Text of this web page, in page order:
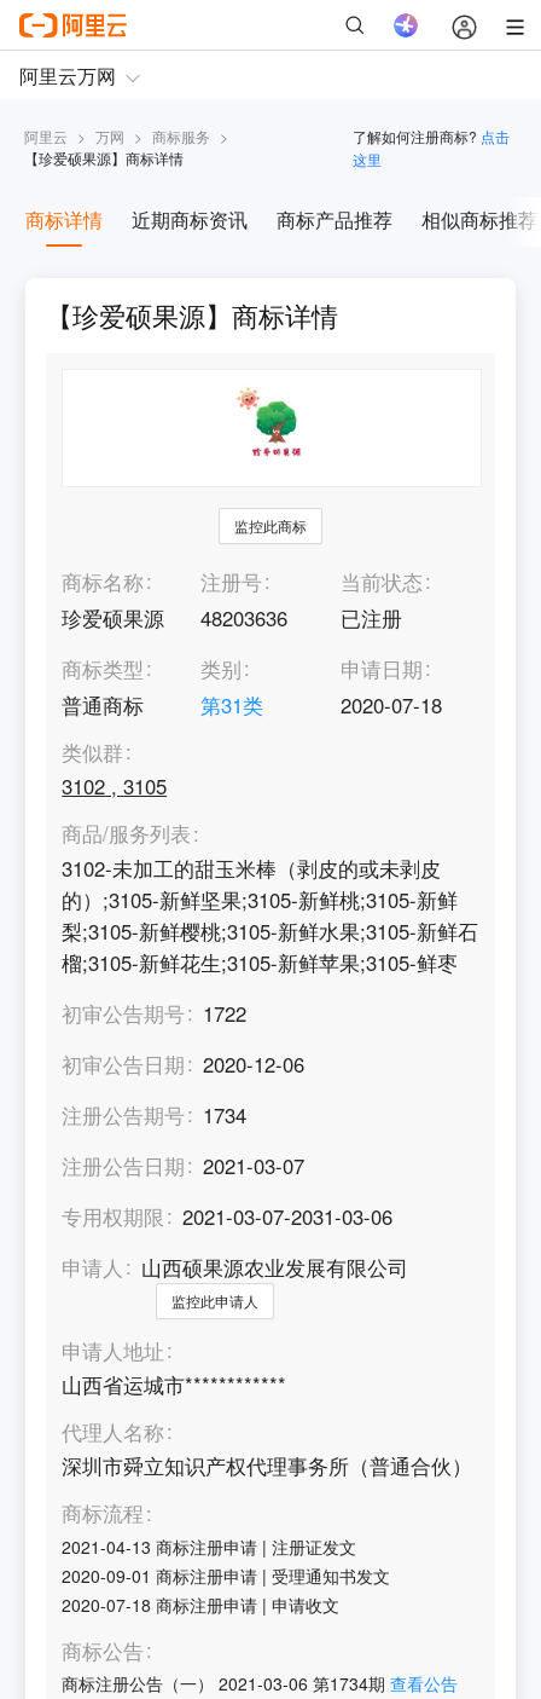
阿里云 > 万网 > 商标服务 >
【珍爱硕果源】商标详情
了解如何注册商标? 点击
这里
商标详情 近期商标资讯 商标产品推荐 相似商标推荐
【珍爱硕果源】商标详情
监控此商标
商标名称
珍爱硕果源
注册号
48203636
当前状态
已注册
商标类型
普通商标
类别
第31类
申请日期
2020-07-18
类似群
3102 ,3105
商品/服务列表
3102-未加工的甜玉米棒（剥皮的或未剥皮
的）;3105-新鲜坚果;3105-新鲜桃;3105-新鲜
梨;3105-新鲜樱桃;3105-新鲜水果;3105-新鲜石
榴;3105-新鲜花生;3105-新鲜苹果;3105-鲜枣
初审公告期号
1722
初审公告日期
2020-12-06
注册公告期号
1734
注册公告日期
2021-03-07
专用权期限
2021-03-07-2031-03-06
申请人
山西硕果源农业发展有限公司
监控此申请人
申请人地址
山西省运城市************
代理人名称
深圳市舜立知识产权代理事务所（普通合伙）
商标流程
2021-04-13 商标注册申请 |注册证发文
2020-09-01 商标注册申请 |受理通知书发文
2020-07-18 商标注册申请 |申请收文
商标公告
商标注册公告（一） 2021-03-06 第1734期 查看公告